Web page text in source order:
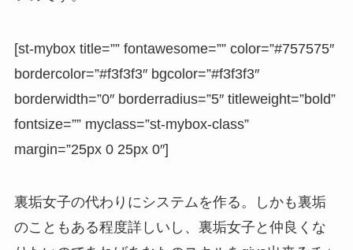
[st-mybox title=”” fontawesome=”” color=”#757575″
bordercolor=”#f3f3f3″ bgcolor=”#f3f3f3″
borderwidth=”0″ borderradius=”5″ titleweight=”bold”
fontsize=”” myclass=”st-mybox-class”
margin=”25px 0 25px 0″]
裏垢女子の代わりにシステムを作る。しかも裏垢
のこともある程度詳しいし、裏垢女子と仲良くな